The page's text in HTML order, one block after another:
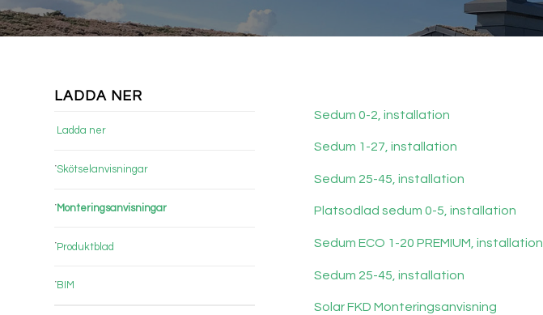
LADDA NER
Ladda ner
Skötselanvisningar
Monteringsanvisningar
Produktblad
BIM
Sedum 0-2, installation
Sedum 1-27, installation
Sedum 25-45, installation
Platsodlad sedum 0-5, installation
Sedum ECO 1-20 PREMIUM, installation
Sedum 25-45, installation
Solar FKD Monteringsanvisning